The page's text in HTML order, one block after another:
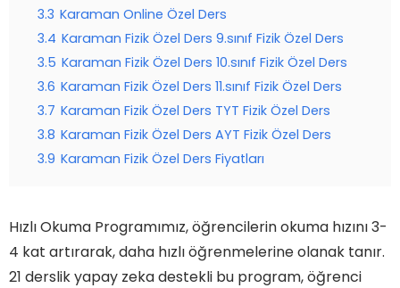
3.3 Karaman Online Özel Ders
3.4 Karaman Fizik Özel Ders 9.sınıf Fizik Özel Ders
3.5 Karaman Fizik Özel Ders 10.sınıf Fizik Özel Ders
3.6 Karaman Fizik Özel Ders 11.sınıf Fizik Özel Ders
3.7 Karaman Fizik Özel Ders TYT Fizik Özel Ders
3.8 Karaman Fizik Özel Ders AYT Fizik Özel Ders
3.9 Karaman Fizik Özel Ders Fiyatları
Hızlı Okuma Programımız, öğrencilerin okuma hızını 3-
4 kat artırarak, daha hızlı öğrenmelerine olanak tanır.
21 derslik yapay zeka destekli bu program, öğrenci